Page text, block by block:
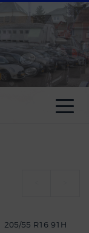
205/55 R16 91H